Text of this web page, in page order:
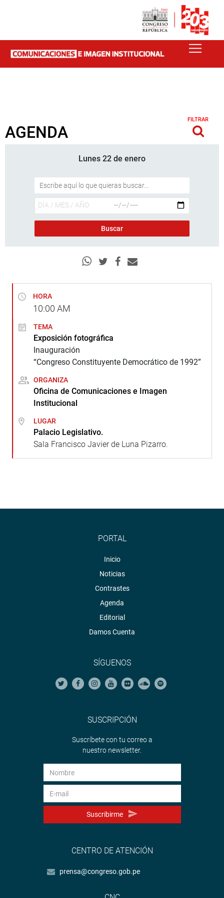
AGENDA
FILTRAR
Lunes 22 de enero
HORA
10:00 AM
TEMA
Exposición fotográfica
Inauguración
“Congreso Constituyente Democrático de 1992”
ORGANIZA
Oficina de Comunicaciones e Imagen
Institucional
LUGAR
Palacio Legislativo.
Sala Francisco Javier de Luna Pizarro.
PORTAL
Inicio
Noticias
Contrastes
Agenda
Editorial
Damos Cuenta
SÍGUENOS
SUSCRIPCIÓN
Suscríbete con tu correo a
nuestro newsletter.
Suscribirme
CENTRO DE ATENCIÓN
prensa@congreso.gob.pe